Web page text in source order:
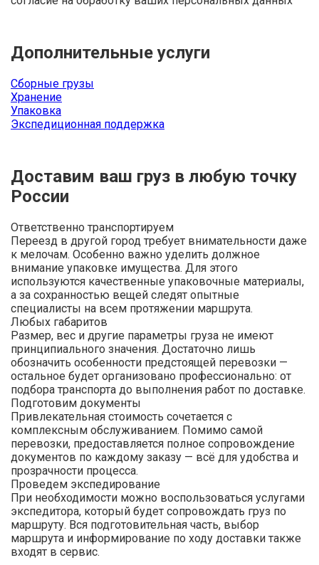
Дополнительные услуги
Сборные грузы
Хранение
Упаковка
Экспедиционная поддержка
Доставим ваш груз в любую точку
России
Ответственно транспортируем
Переезд в другой город требует внимательности даже
к мелочам. Особенно важно уделить должное
внимание упаковке имущества. Для этого
используются качественные упаковочные материалы,
а за сохранностью вещей следят опытные
специалисты на всем протяжении маршрута.
Любых габаритов
Размер, вес и другие параметры груза не имеют
принципиального значения. Достаточно лишь
обозначить особенности предстоящей перевозки —
остальное будет организовано профессионально: от
подбора транспорта до выполнения работ по доставке.
Подготовим документы
Привлекательная стоимость сочетается с
комплексным обслуживанием. Помимо самой
перевозки, предоставляется полное сопровождение
документов по каждому заказу — всё для удобства и
прозрачности процесса.
Проведем экспедирование
При необходимости можно воспользоваться услугами
экспедитора, который будет сопровождать груз по
маршруту. Вся подготовительная часть, выбор
маршрута и информирование по ходу доставки также
входят в сервис.